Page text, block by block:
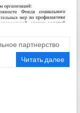
партнерство
Читать далее